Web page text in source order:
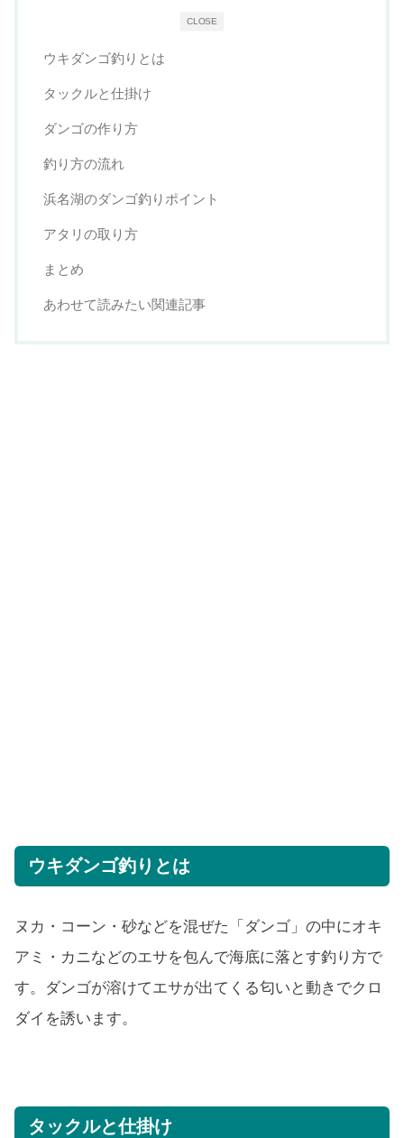
CLOSE
ウキダンゴ釣りとは
タックルと仕掛け
ダンゴの作り方
釣り方の流れ
浜名湖のダンゴ釣りポイント
アタリの取り方
まとめ
あわせて読みたい関連記事
ウキダンゴ釣りとは
ヌカ・コーン・砂などを混ぜた「ダンゴ」の中にオキ
アミ・カニなどのエサを包んで海底に落とす釣り方で
す。ダンゴが溶けてエサが出てくる匂いと動きでクロ
ダイを誘います。
タックルと仕掛け